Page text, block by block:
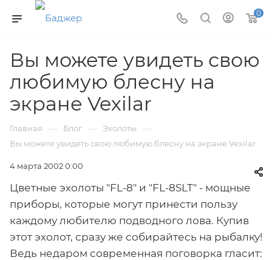
0
Вы можете увидеть свою
любимую блесну на
экране Veхilar
Главная — Блог — Эхолоты —
Вы можете увидеть свою любимую блесну на экране Veхilar
4 марта 2002 0:00
Цветные эхолоты "FL-8" и "FL-8SLT" - мощные
приборы, которые могут принести пользу
каждому любителю подводного лова. Купив
этот эхолот, сразу же собирайтесь на рыбалку!
Ведь недаром современная поговорка гласит: